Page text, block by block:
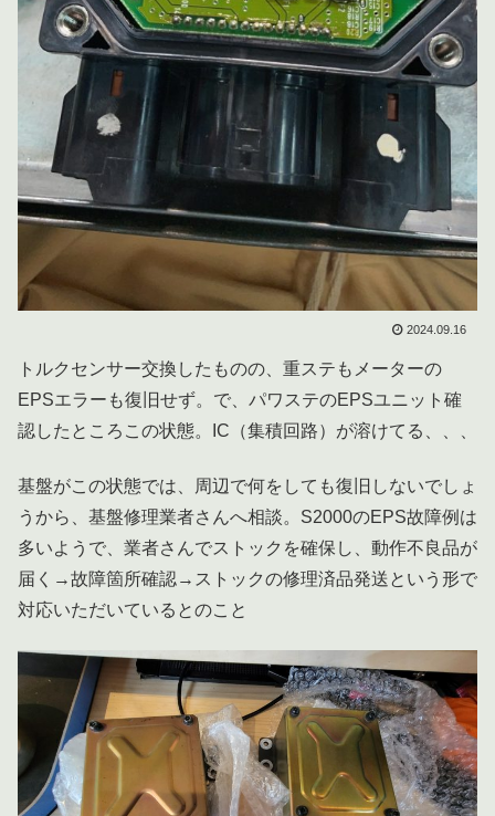
2024.09.16
トルクセンサー交換したものの、重ステもメーターの
EPSエラーも復旧せず。で、パワステのEPSユニット確
認したところこの状態。IC（集積回路）が溶けてる、、、
基盤がこの状態では、周辺で何をしても復旧しないでしょ
うから、基盤修理業者さんへ相談。S2000のEPS故障例は
多いようで、業者さんでストックを確保し、動作不良品が
届く→故障箇所確認→ストックの修理済品発送という形で
対応いただいているとのこと